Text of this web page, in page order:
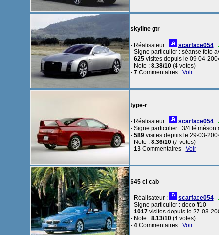
skyline gtr
- Réalisateur :
scarface054
- Signe particulier : séanse foto
- 625visites depuis le 09-04-
- Note : 8.38/10(4 votes)
- 7Commentaires Voir
type-r
- Réalisateur :
scarface054
- Signe particulier : 3/4 fé méson
- 589visites depuis le 29-03-
- Note : 8.36/10(7 votes)
- 13Commentaires Voir
645 ci cab
- Réalisateur :
scarface054
- Signe particulier : deco ff10
- 1017visites depuis le 27-03-
- Note : 8.13/10(4 votes)
- 4Commentaires Voir